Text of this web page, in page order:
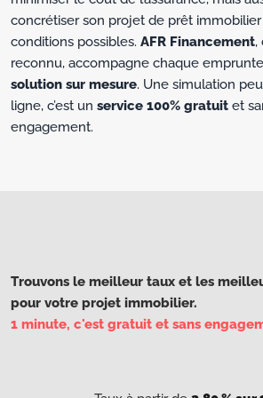
concrétiser son projet de prêt
conditions possibles. AFR Financement,
reconnu, accompagne chaque
solution sur mesure. Une simulation
ligne, c’est un service 100% gratuit et
engagement.
Trouvons le meilleur taux et les
pour votre projet immobilier.
1 minute, c'est gratuit et sans